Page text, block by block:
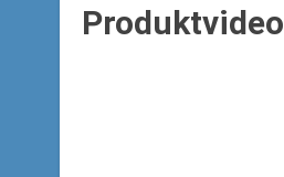
Produktvideo